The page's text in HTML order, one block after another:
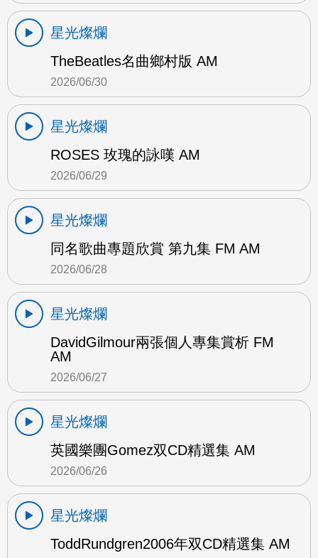
星光燦爛
TheBeatles名曲鄉村版 AM
2026/06/30
星光燦爛
ROSES 玫瑰的詠嘆 AM
2026/06/29
星光燦爛
同名歌曲專題欣賞 第九集 FM AM
2026/06/28
星光燦爛
DavidGilmour兩張個人專集賞析 FM
AM
2026/06/27
星光燦爛
英國樂團Gomez双CD精選集 AM
2026/06/26
星光燦爛
ToddRundgren2006年双CD精選集 AM